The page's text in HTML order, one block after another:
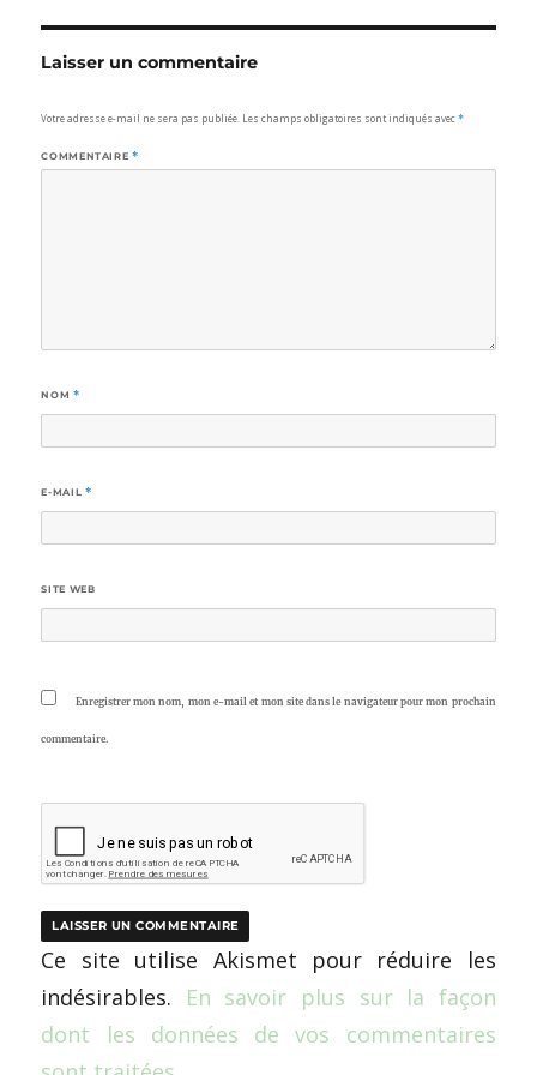
Laisser un commentaire
Votre adresse e-mail ne sera pas publiée. Les champs obligatoires sont indiqués avec*
COMMENTAIRE *
NOM *
E-MAIL *
SITE WEB
Enregistrer mon nom, mon e-mail et mon site dans le navigateur pour mon prochain
commentaire.
Ce site utilise Akismet pour réduire les
indésirables. En savoir plus sur la façon
dont les données de vos commentaires